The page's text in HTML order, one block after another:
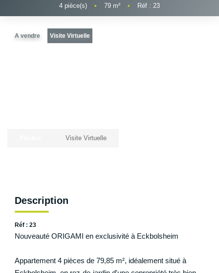
Nos Biens Vendus
GESTION
Nous Rejoindre
ESPACE VENDEUR
CONTACT
4 pièce(s) • 79 m² • Réf : 23
A vendre Visite Virtuelle
Visite Virtuelle
Description
Réf : 23
Nouveauté ORIGAMI en exclusivité à Eckbolsheim
Appartement 4 pièces de 79,85 m², idéalement situé à